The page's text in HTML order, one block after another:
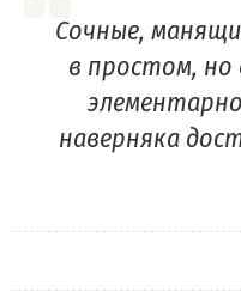
Сочные,
в простом, но
наверняка